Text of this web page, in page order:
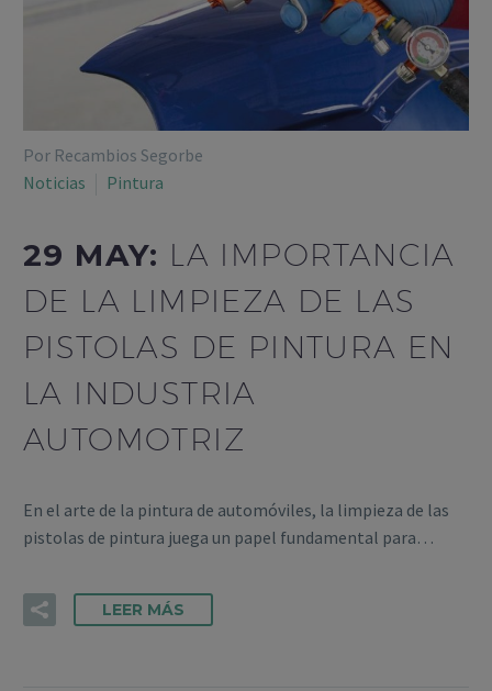
Por Recambios Segorbe
Noticias
Pintura
29 MAY: LA IMPORTANCIA
DE LA LIMPIEZA DE LAS
PISTOLAS DE PINTURA EN
LA INDUSTRIA
AUTOMOTRIZ
En el arte de la pintura de automóviles, la limpieza de las
pistolas de pintura juega un papel fundamental para…
LEER MÁS